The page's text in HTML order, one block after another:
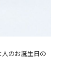
のお誕生日の